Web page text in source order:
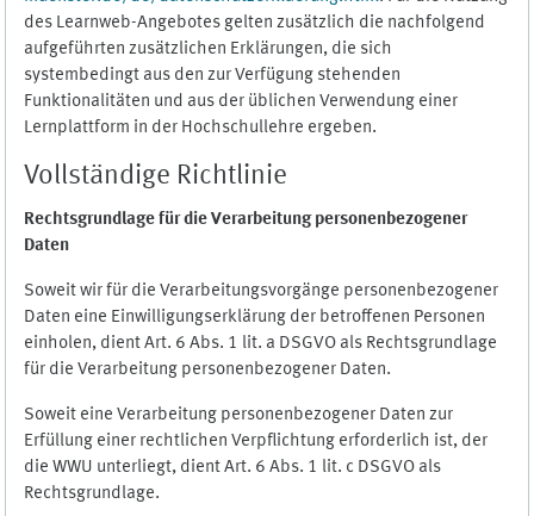
des Learnweb-Angebotes gelten zusätzlich die nachfolgend
aufgeführten zusätzlichen Erklärungen, die sich
systembedingt aus den zur Verfügung stehenden
Funktionalitäten und aus der üblichen Verwendung einer
Lernplattform in der Hochschullehre ergeben.
Vollständige Richtlinie
Rechtsgrundlage für die Verarbeitung personenbezogener
Daten
Soweit wir für die Verarbeitungsvorgänge personenbezogener
Daten eine Einwilligungserklärung der betroffenen Personen
einholen, dient Art. 6 Abs. 1 lit. a DSGVO als Rechtsgrundlage
für die Verarbeitung personenbezogener Daten.
Soweit eine Verarbeitung personenbezogener Daten zur
Erfüllung einer rechtlichen Verpflichtung erforderlich ist, der
die WWU unterliegt, dient Art. 6 Abs. 1 lit. c DSGVO als
Rechtsgrundlage.